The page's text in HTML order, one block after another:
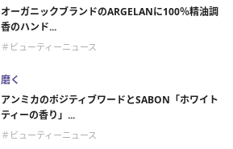
オーガニックブランドのARGELANに100％精油調
香のハンド...
＃ビューティーニュース
磨く
アンミカのポジティブワードとSABON「ホワイト
ティーの香り」...
＃ビューティーニュース